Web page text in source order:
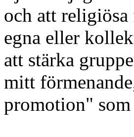
och att
egna eller
att stärka
mitt
promotion" som